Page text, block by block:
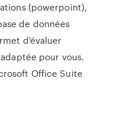
(powerpoint),
de données
d'évaluer
pour vous.
Office Suite